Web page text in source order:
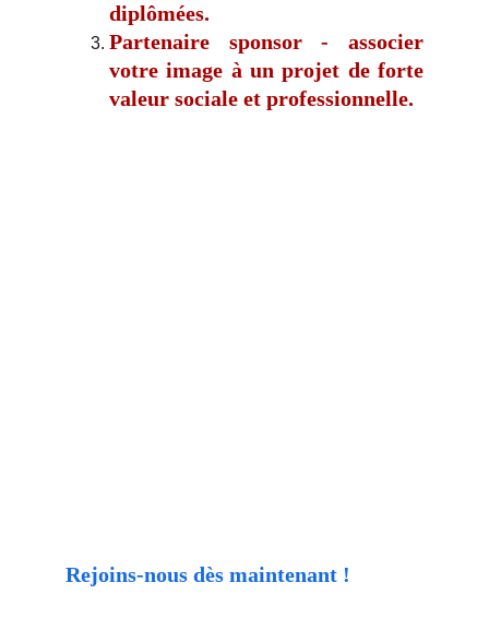
diplômées.
Partenaire sponsor - associer
votre image à un projet de forte
valeur sociale et professionnelle.
Rejoins-nous dès maintenant !